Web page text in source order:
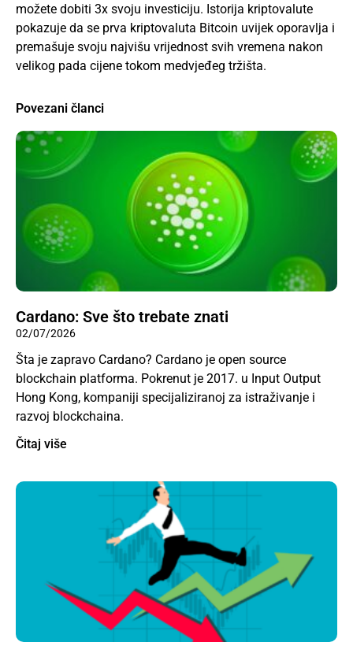
možete dobiti 3x svoju investiciju. Istorija kriptovalute
pokazuje da se prva kriptovaluta Bitcoin uvijek oporavlja i
premašuje svoju najvišu vrijednost svih vremena nakon
velikog pada cijene tokom medvjeđeg tržišta.
Povezani članci
Cardano: Sve što trebate znati
02/07/2026
Šta je zapravo Cardano? Cardano je open source
blockchain platforma. Pokrenut je 2017. u Input Output
Hong Kong, kompaniji specijaliziranoj za istraživanje i
razvoj blockchaina.
Čitaj više